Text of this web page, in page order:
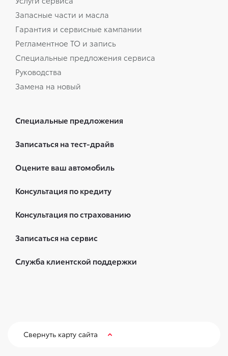
Запасные части и масла
Гарантия и сервисные кампании
Регламентное ТО и запись
Специальные предложения сервиса
Руководства
Замена на новый
Специальные предложения
Записаться на тест-драйв
Оцените ваш автомобиль
Консультация по кредиту
Консультация по страхованию
Записаться на сервис
Служба клиентской поддержки
Свернуть карту сайта